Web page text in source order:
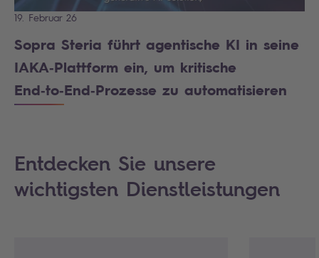
19. Februar 26
Sopra Steria führt agentische KI in seine
IAKA‑Plattform ein, um kritische
End‑to‑End‑Prozesse zu automatisieren
Entdecken Sie unsere
wichtigsten Dienstleistungen